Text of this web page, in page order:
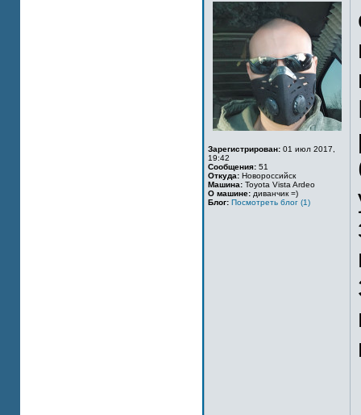
Зарегистрирован: 01 июл 2017,
19:42
Сообщения: 51
Откуда: Новороссийск
Машина: Toyota Vista Ardeo
О машине: диванчик =)
Блог: Посмотреть блог (1)